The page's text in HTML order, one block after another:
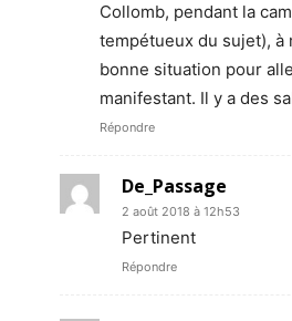
Collomb, pendant la
tempétueux du sujet), à
bonne situation pour
manifestant. Il y a des
Répondre
De_Passage
2 août 2018 à 12h53
Pertinent
Répondre